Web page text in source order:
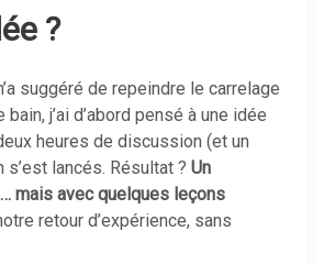
?
suggéré de repeindre le carrelage
j’ai d’abord pensé à une idée
heures de discussion (et un
s’est lancés. Résultat ? Un
mais avec quelques leçons
retour d’expérience, sans